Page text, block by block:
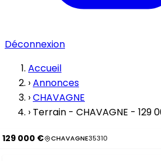
Déconnexion
Accueil
›Annonces
›CHAVAGNE
› Terrain - CHAVAGNE - 129
129 000 € CHAVAGNE35310